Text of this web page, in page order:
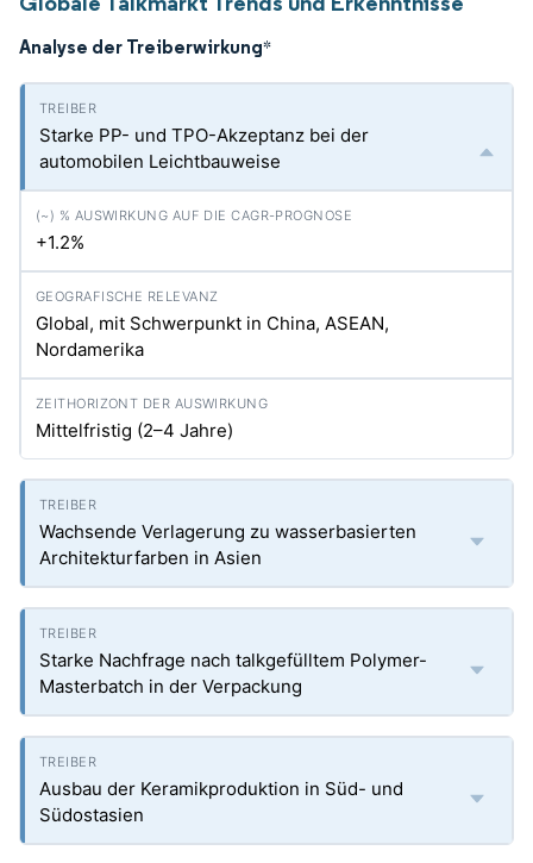
Analyse der Treiberwirkung*
Starke PP- und TPO-Akzeptanz bei der
automobilen Leichtbauweise
+1.2%
Global, mit Schwerpunkt in China, ASEAN,
Nordamerika
Mittelfristig (2–4 Jahre)
Wachsende Verlagerung zu wasserbasierten
Architekturfarben in Asien
Starke Nachfrage nach talkgefülltem Polymer-
Masterbatch in der Verpackung
Ausbau der Keramikproduktion in Süd- und
Südostasien